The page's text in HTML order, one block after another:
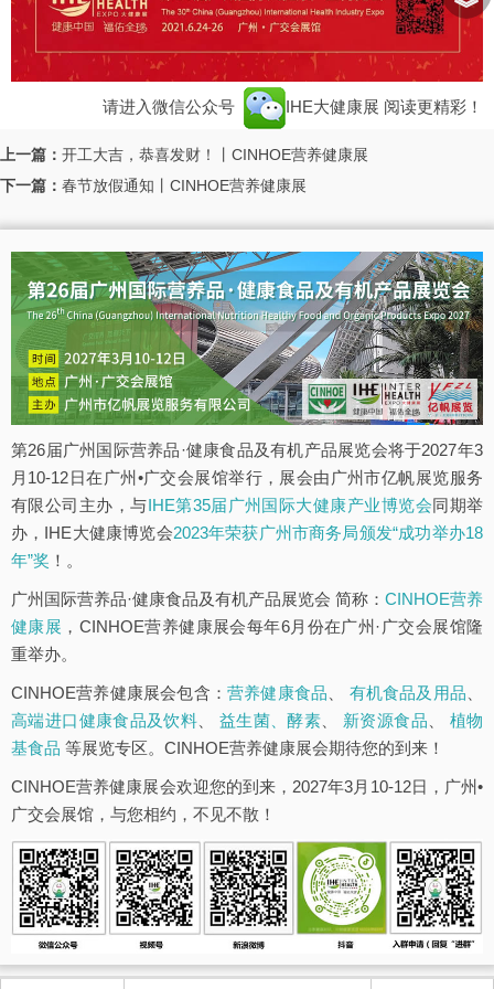
请进入微信公众号 IHE大健康展 阅读更精彩！
上一篇： 开工大吉，恭喜发财！丨CINHOE营养健康展
下一篇： 春节放假通知丨CINHOE营养健康展
第26届广州国际营养品·健康食品及有机产品展览会将于2027年3
月10-12日在广州•广交会展馆举行，展会由广州市亿帆展览服务
有限公司主办，与IHE第35届广州国际大健康产业博览会同期举
办，IHE大健康博览会2023年荣获广州市商务局颁发“成功举办18
年”奖 ！。
广州国际营养品·健康食品及有机产品展览会 简称： CINHOE营养
健康展 ，CINHOE营养健康展会每年6月份在广州·广交会展馆隆
重举办。
CINHOE营养健康展会包含： 营养健康食品 有机食品及用品
高端进口健康食品及饮料
益生菌、酵素 新资源食品
植物
基食品 等展览专区。CINHOE营养健康展会期待您的到来！
CINHOE营养健康展会欢迎您的到来，2027年3月10-12日，广州•
广交会展馆，与您相约，不见不散！
︾